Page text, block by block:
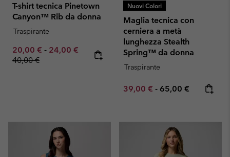
T-shirt tecnica Pinetown
Canyon™ Rib da donna
Traspirante
Minimum sale price:
20,00 € - Maximum sale price:
24,00 € Regular price:
40,00 €
Nuovi Colori
Maglia tecnica con
cerniera a metà
lunghezza Stealth
Spring™ da donna
Traspirante
Minimum sale price:
39,00 € - Maximum price:
65,00 €